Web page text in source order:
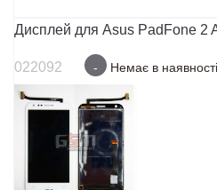
Дисплей для Asus PadFone 2
022092 - Немає в наявності